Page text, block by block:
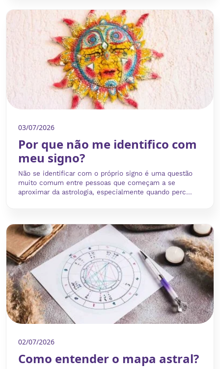
03/07/2026
Por que não me identifico com
meu signo?
Não se identificar com o próprio signo é uma questão
muito comum entre pessoas que começam a se
aproximar da astrologia, especialmente quando perc...
02/07/2026
Como entender o mapa astral?